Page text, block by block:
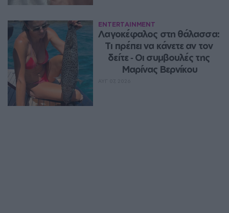
ENTERTAINMENT
Λαγοκέφαλος στη θάλασσα:
Τι πρέπει να κάνετε αν τον
δείτε ‑ Οι συμβουλές της
Μαρίνας Βερνίκου